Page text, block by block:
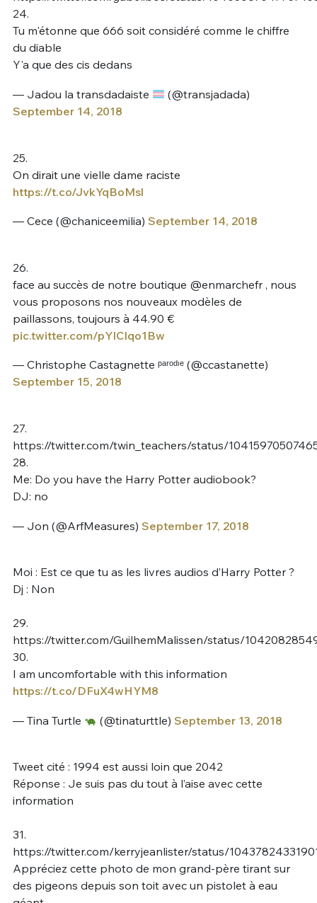
24.
Tu m'étonne que 666 soit considéré comme le chiffre
du diable
Y'a que des cis dedans
— Jadou la transdadaiste
(@transjadada)
September 14, 2018
25.
On dirait une vielle dame raciste
https://t.co/JvkYqBoMsl
— Cece (@chaniceemilia) September 14, 2018
26.
face au succès de notre boutique @enmarchefr , nous
vous proposons nos nouveaux modèles de
paillassons, toujours à 44.90 €
pic.twitter.com/pYIClqo1Bw
— Christophe Castagnette ᵖᵃʳᵒᵈᶦᵉ (@ccastanette)
September 15, 2018
27.
https://twitter.com/twin_teachers/status/
28.
Me: Do you have the Harry Potter audiobook?
DJ: no
— Jon (@ArfMeasures) September 17, 2018
Moi : Est ce que tu as les livres audios d’Harry Potter ?
Dj : Non
29.
https://twitter.com/GuilhemMalissen/status/
30.
I am uncomfortable with this information
https://t.co/DFuX4wHYM8
— Tina Turtle (@tinaturttle) September 13, 2018
Tweet cité : 1994 est aussi loin que 2042
Réponse : Je suis pas du tout à l’aise avec cette
information
31.
https://twitter.com/kerryjeanlister/status/
Appréciez cette photo de mon grand-père tirant sur
des pigeons depuis son toit avec un pistolet à eau